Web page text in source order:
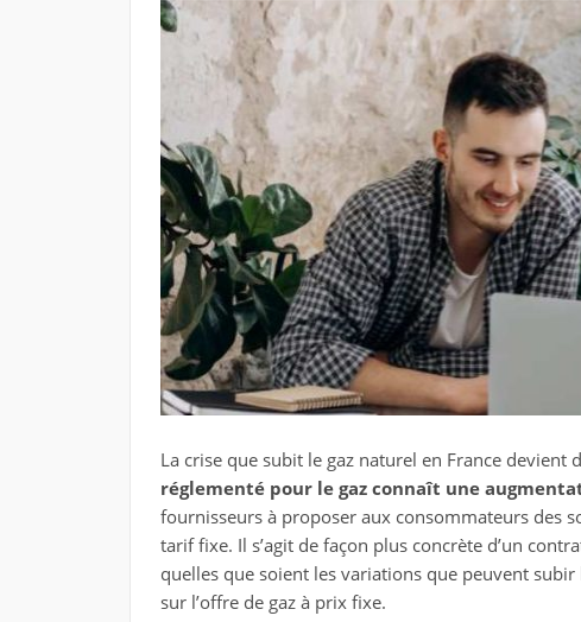
La crise que subit le gaz naturel en France devient
réglementé pour le gaz connaît une
fournisseurs à proposer aux consommateurs des
tarif fixe. Il s’agit de façon plus concrète d’un
quelles que soient les variations que peuvent
sur l’offre de gaz à prix fixe.